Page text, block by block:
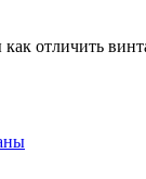
отличить